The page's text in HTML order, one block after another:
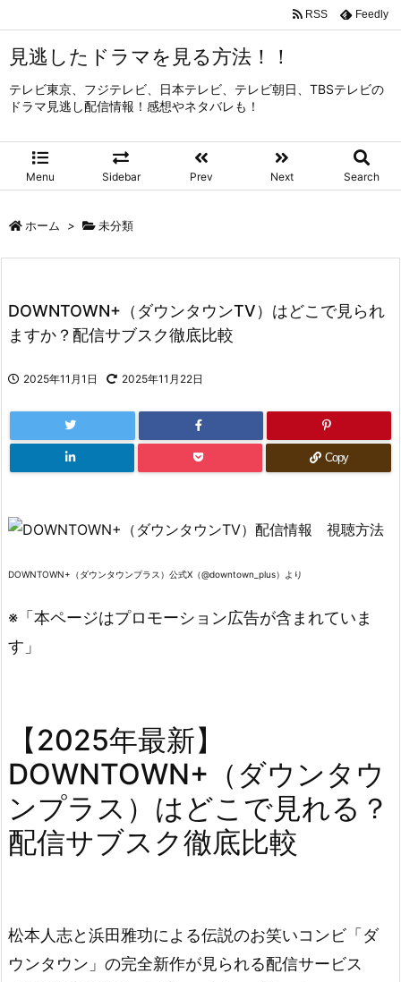
見逃したドラマを見る方法！！
テレビ東京、フジテレビ、日本テレビ、テレビ朝日、TBSテレビの
ドラマ見逃し配信情報！感想やネタバレも！
Menu Sidebar Prev Next Search
RSS Feedly
ホーム > 未分類
DOWNTOWN+（ダウンタウンTV）はどこで見られ
ますか？配信サブスク徹底比較
2025年11月1日 2025年11月22日
Copy
DOWNTOWN+（ダウンタウンプラス）公式X（@downtown_plus）より
※「本ページはプロモーション広告が含まれていま
す」
【2025年最新】
DOWNTOWN+（ダウンタウ
ンプラス）はどこで見れる？
配信サブスク徹底比較
松本人志と浜田雅功による伝説のお笑いコンビ「ダ
ウンタウン」の完全新作が見られる配信サービス